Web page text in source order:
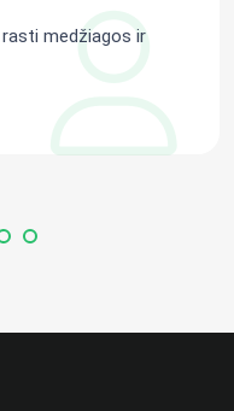
medžiagos ir